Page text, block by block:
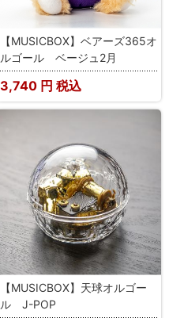
【MUSICBOX】ベアーズ365オ
ルゴール ベージュ2月
3,740 円 税込
【MUSICBOX】天球オルゴー
ル J-POP